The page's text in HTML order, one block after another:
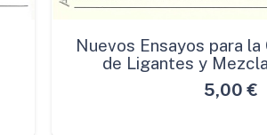
Nuevos Ensayos para
de Ligantes y
5,00€